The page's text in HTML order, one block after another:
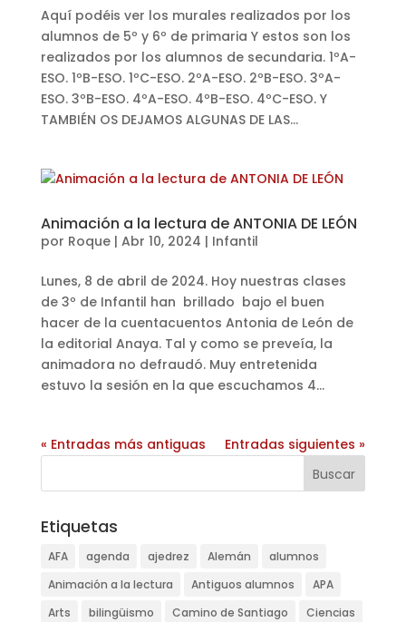
Aquí podéis ver los murales realizados por los
alumnos de 5º y 6º de primaria Y estos son los
realizados por los alumnos de secundaria. 1ºA-
ESO. 1ºB-ESO. 1ºC-ESO. 2ºA-ESO. 2ºB-ESO. 3ºA-
ESO. 3ºB-ESO. 4ºA-ESO. 4ºB-ESO. 4ºC-ESO. Y
TAMBIÉN OS DEJAMOS ALGUNAS DE LAS...
Animación a la lectura de ANTONIA DE LEÓN
por Roque| Abr 10, 2024 | Infantil
Lunes, 8 de abril de 2024. Hoy nuestras clases
de 3º de Infantil han brillado bajo el buen
hacer de la cuentacuentos Antonia de León de
la editorial Anaya. Tal y como se preveía, la
animadora no defraudó. Muy entretenida
estuvo la sesión en la que escuchamos 4...
« Entradas más antiguas Entradas siguientes »
Etiquetas
AFA agenda ajedrez Alemán
alumnos
Animación a la lectura
Antiguos alumnos
APA
Arts
bilingüismo Camino de Santiago Ciencias